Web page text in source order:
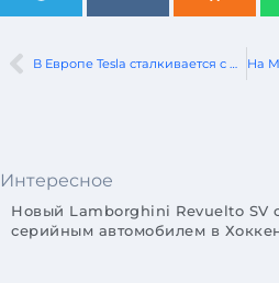
Интересное
Новый Lamborghini Revuelto SV
серийным автомобилем в